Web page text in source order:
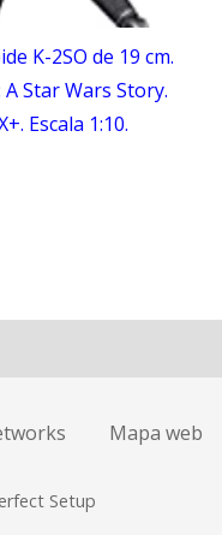
K-2SO de 19 cm.
A Star Wars Story.
Escala 1:10.
Mapa web
Setup